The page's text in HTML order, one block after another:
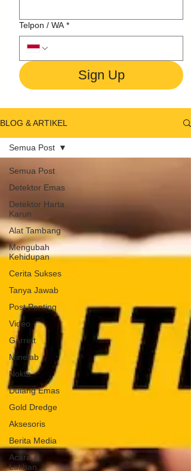
Telpon / WA *
Sign Up
BLOG & ARTIKEL
Semua Post
Detektor Emas
Detektor Harta
Karun
Alat Tambang
Mengubah
Kehidupan
Cerita Sukses
Tanya Jawab
Post Penting
Video
Garrett
Minelab
Nokta
Dulang Emas
Gold Dredge
Aksesoris
Berita Media
Acara &
Latihan
Semua Post